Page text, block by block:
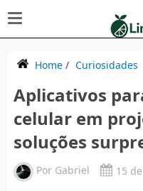
Home/ Curiosidades
Aplicativos
celular em
soluções
Por Gabriel 15